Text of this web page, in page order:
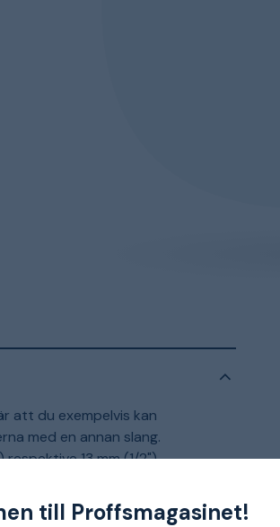
till Proffsmagasinet!
att du exempelvis kan
med en annan slang.
13 mm (1/2").